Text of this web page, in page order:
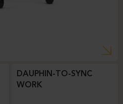
DAUPHIN-TO-SYNC
WORK